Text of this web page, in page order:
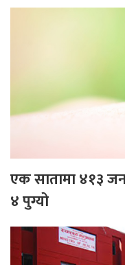
एक सातामा ४१३
४ पुग्यो